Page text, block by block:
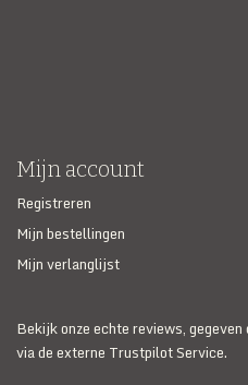
Mijn account
Registreren
Mijn bestellingen
Mijn verlanglijst
Bekijk onze echte reviews,
via de externe Trustpilot Service.